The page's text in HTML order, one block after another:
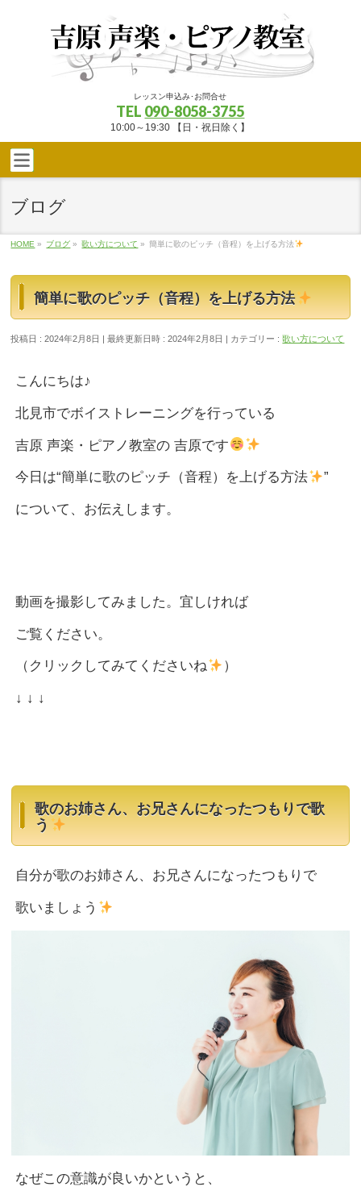
レッスン申込み･お問合せ
TEL 090-8058-3755
10:00～19:30 【日・祝日除く】
ブログ
HOME » ブログ » 歌い方について » 簡単に歌のピッチ（音程）を上げる方法
簡単に歌のピッチ（音程）を上げる方法
投稿日 : 2024年2月8日 最終更新日時 : 2024年2月8日 カテゴリー :歌い方について
こんにちは♪
北見市でボイストレーニングを行っている
吉原 声楽・ピアノ教室の 吉原です
今日は“簡単に歌のピッチ（音程）を上げる方法 ”
について、お伝えします。
動画を撮影してみました。宜しければ
ご覧ください。
（クリックしてみてくださいね ）
↓ ↓ ↓
歌のお姉さん、お兄さんになったつもりで歌
う
自分が歌のお姉さん、お兄さんになったつもりで
歌いましょう
なぜこの意識が良いかというと、